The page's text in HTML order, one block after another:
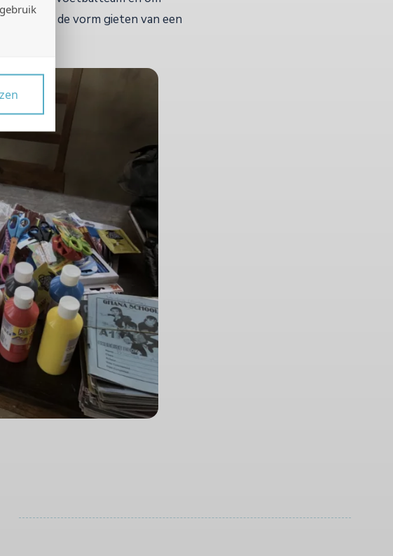
nu in de vorm gieten van een